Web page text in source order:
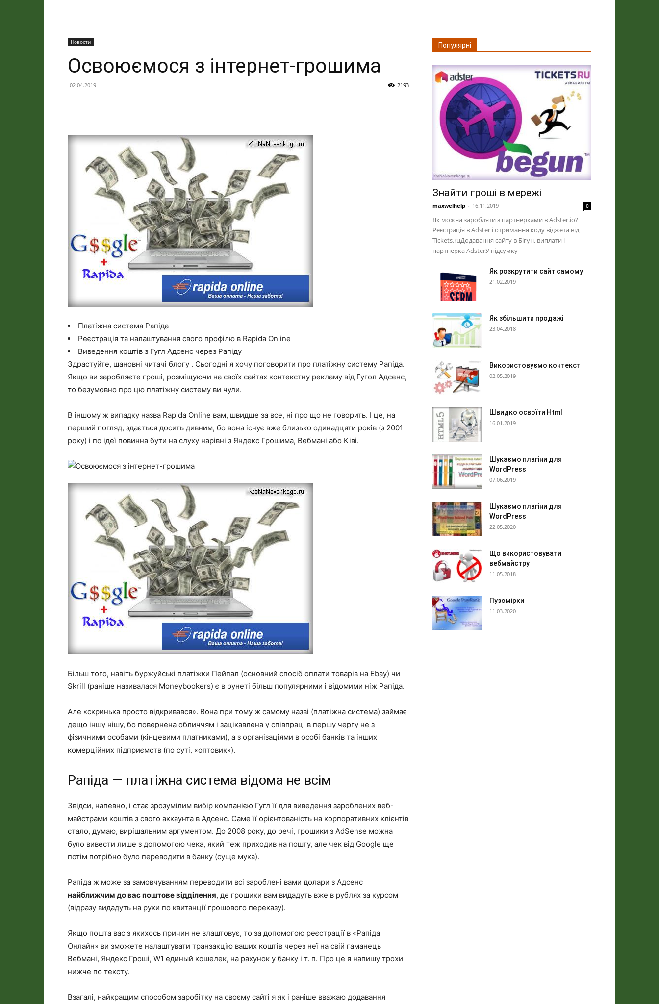
Новости
Освоюємося з інтернет-грошима
02.04.2019 2193
Платіжна система Рапіда
Реєстрація та налаштування свого профілю в Rapida Online
Виведення коштів з Гугл Адсенс через Рапіду
Здрастуйте, шановні читачі блогу . Сьогодні я хочу поговорити про платіжну систему Рапіда.
Якщо ви заробляєте гроші, розміщуючи на своїх сайтах контекстну рекламу від Гугол Адсенс,
то безумовно про цю платіжну систему ви чули.
В іншому ж випадку назва Rapida Online вам, швидше за все, ні про що не говорить. І це, на
перший погляд, здається досить дивним, бо вона існує вже близько одинадцяти років (з 2001
року) і по ідеї повинна бути на слуху нарівні з Яндекс Грошима, Вебмані або Ківі.
Більш того, навіть буржуйські платіжки Пейпал (основний спосіб оплати товарів на Ebay) чи
Skrill (раніше називалася Moneybookers) є в рунеті більш популярними і відомими ніж Рапіда.
Але «скринька просто відкривався». Вона при тому ж самому назві (платіжна система) займає
дещо іншу нішу, бо повернена обличчям і зацікавлена у співпраці в першу чергу не з
фізичними особами (кінцевими платниками), а з організаціями в особі банків та інших
комерційних підприємств (по суті, «оптовик»).
Рапіда — платіжна система відома не всім
Звідси, напевно, і стає зрозумілим вибір компанією Гугл її для виведення зароблених веб-
майстрами коштів з свого аккаунта в Адсенс. Саме її орієнтованість на корпоративних клієнтів
стало, думаю, вирішальним аргументом. До 2008 року, до речі, грошики з AdSense можна
було вивести лише з допомогою чека, який теж приходив на пошту, але чек від Google ще
потім потрібно було переводити в банку (суще мука).
Рапіда ж може за замовчуванням переводити всі зароблені вами долари з Адсенс
найближчим до вас поштове відділення, де грошики вам видадуть вже в рублях за курсом
(відразу видадуть на руки по квитанції грошового переказу).
Якщо пошта вас з якихось причин не влаштовує, то за допомогою реєстрації в «Рапіда
Онлайн» ви зможете налаштувати транзакцію ваших коштів через неї на свій гаманець
Вебмані, Яндекс Гроші, W1 единый кошелек, на рахунок у банку і т. п. Про це я напишу трохи
нижче по тексту.
Взагалі, найкращим способом заробітку на своєму сайті я як і раніше вважаю додавання
Популярні
Знайти гроші в мережі
maxwelhelp - 16.11.2019 0
Як можна заробляти з партнерками в Аdster.io?
Реєстрація в Аdster і отримання коду віджета від
Tickets.ruДодавання сайту в Бігун, виплати і
партнерка АdsterУ підсумку
Як розкрутити сайт самому
21.02.2019
Як збільшити продажі
23.04.2018
Використовуємо контекст
02.05.2019
Швидко освоїти Html
16.01.2019
Шукаємо плагіни для
WordPress
07.06.2019
Шукаємо плагіни для
WordPress
22.05.2020
Що використовувати
вебмайстру
11.05.2018
Пузомірки
11.03.2020